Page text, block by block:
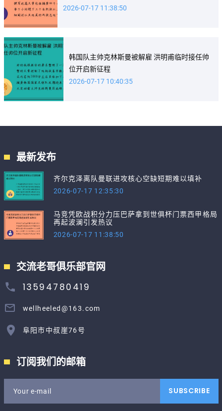
2026-07-17 11:38:50
韩国队主帅克林斯曼被解雇 洪明甫临时接任帅
位开启新征程
2026-07-17 10:40:35
最新发布
齐尔克泽离队曼联进攻核心空缺短期难以填补
2026-07-17 12:35:30
马竞凭欧战积分力压巴萨拿到世俱杯门票西甲格局
再起波澜引发热议
2026-07-17 11:38:50
交流老哥俱乐部官网
13594780419
wellheeled@163.com
阜阳市中叔崖76号
订阅我们的邮箱
Your e-mail SUBSCRIBE